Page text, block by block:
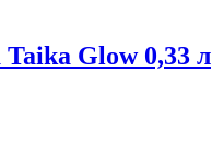
Glow 0,33 л